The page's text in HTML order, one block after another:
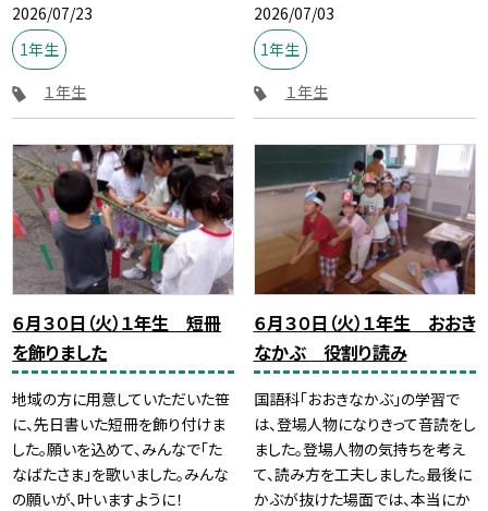
2026/07/23
1年生
１年生
2026/07/03
1年生
１年生
６月３０日（火）１年生 短冊
を飾りました
地域の方に用意していただいた笹
に、先日書いた短冊を飾り付けま
した。願いを込めて、みんなで「た
なばたさま」を歌いました。みんな
の願いが、叶いますように！
６月３０日（火）１年生 おおき
なかぶ 役割り読み
国語科「おおきなかぶ」の学習で
は、登場人物になりきって音読をし
ました。登場人物の気持ちを考え
て、読み方を工夫しました。最後に
かぶが抜けた場面では、本当にか